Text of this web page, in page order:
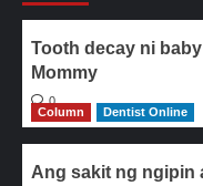
Tooth decay ni
Mommy
0
Column
Dentist Online
Ang sakit ng ngipin